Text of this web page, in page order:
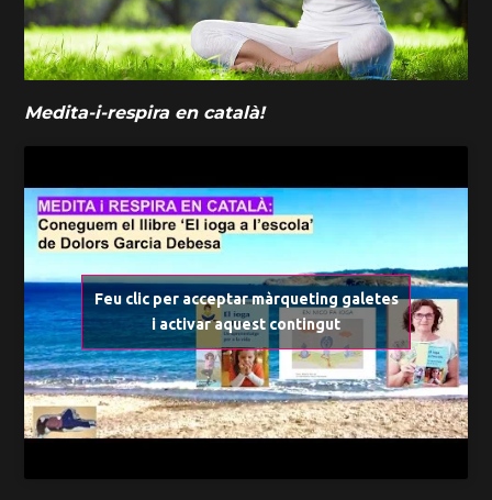
Medita-i-respira en català!
Feu clic per acceptar màrqueting galetes
i activar aquest contingut